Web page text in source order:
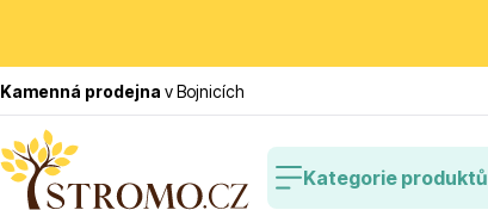
Kamenná prodejna v Bojnicích
Kategorie produktů